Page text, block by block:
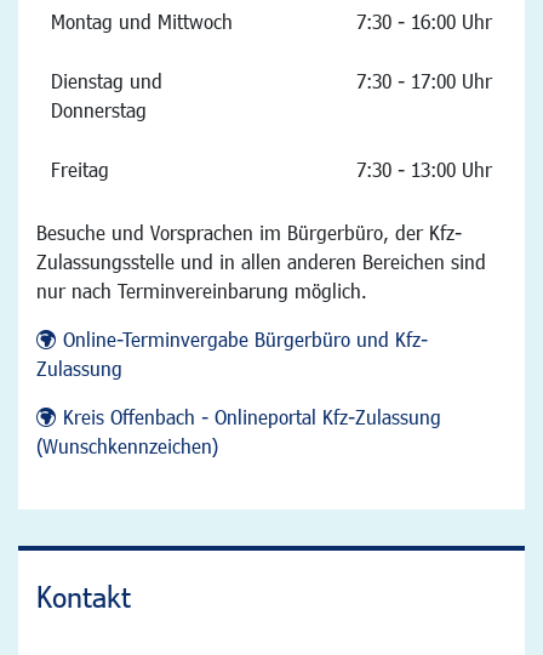
Montag und Mittwoch 7:30 - 16:00 Uhr
Dienstag und
Donnerstag
7:30 - 17:00 Uhr
Freitag 7:30 - 13:00 Uhr
Besuche und Vorsprachen im Bürgerbüro, der Kfz-
Zulassungsstelle und in allen anderen Bereichen sind
nur nach Terminvereinbarung möglich.
Online-Terminvergabe Bürgerbüro und Kfz-
Zulassung
Kreis Offenbach - Onlineportal Kfz-Zulassung
(Wunschkennzeichen)
Kontakt